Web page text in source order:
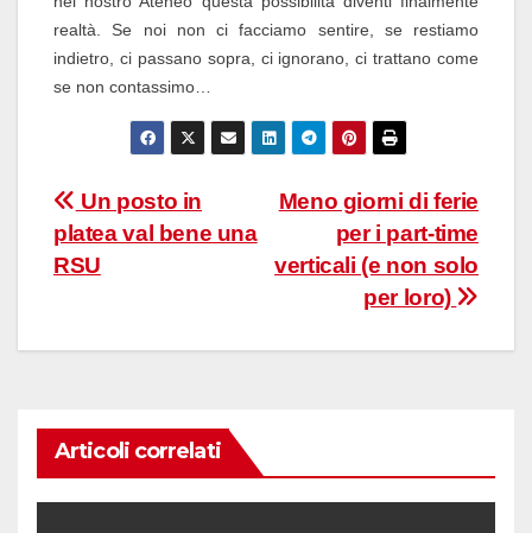
realtà. Se noi non ci facciamo sentire, se restiamo
indietro, ci passano sopra, ci ignorano, ci trattano come
se non contassimo…
Navigazione
articoli
Meno giorni di ferie
per i part-time
verticali (e non solo
per loro)
Un posto in
platea val bene una
RSU
Articoli correlati